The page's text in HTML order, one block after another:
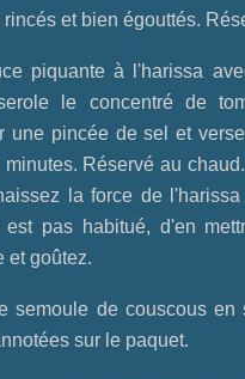
rincés et bien égouttés.
piquante à l'harissa
le concentré de
une pincée de sel et
minutes. Réservé au
la force de
pas habitué, d'en
et goûtez.
semoule de couscous en
sur le paquet.